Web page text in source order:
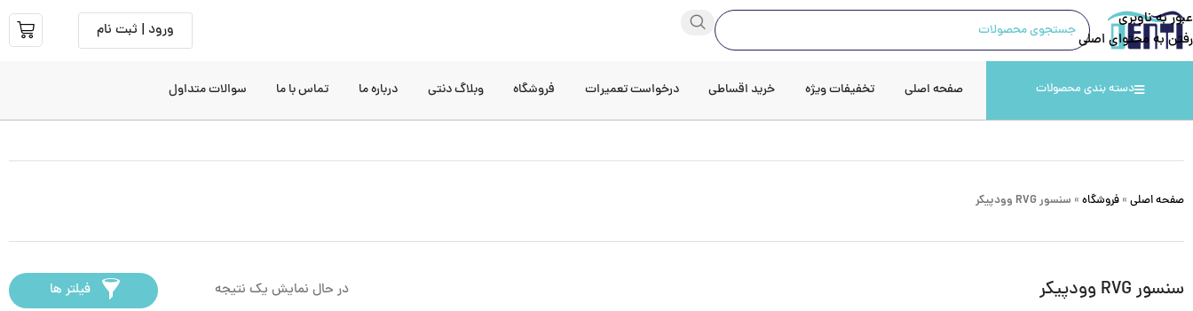
عبور به ناوبری
رفتن به محتوای اصلی
ورود | ثبت نام
دسته بندی محصولات صفحه اصلی تخفیفات ویژه خرید اقساطی درخواست تعمیرات فروشگاه وبلاگ دنتی درباره ما تماس با ما سوالات متداول
صفحه اصلی » فروشگاه » سنسور RVG وودپیکر
سنسور RVG وودپیکر در حال نمایش یک نتیجه فیلتر ها